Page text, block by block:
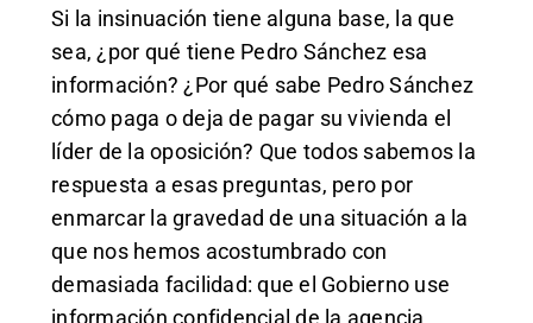
Si la insinuación tiene alguna base, la que
sea, ¿por qué tiene Pedro Sánchez esa
información? ¿Por qué sabe Pedro Sánchez
cómo paga o deja de pagar su vivienda el
líder de la oposición? Que todos sabemos la
respuesta a esas preguntas, pero por
enmarcar la gravedad de una situación a la
que nos hemos acostumbrado con
demasiada facilidad: que el Gobierno use
información confidencial de la agencia